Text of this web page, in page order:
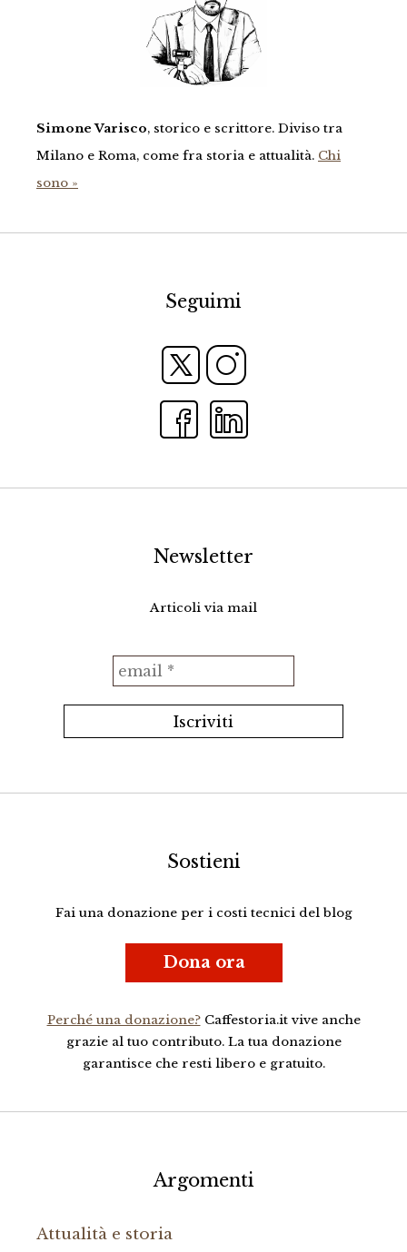
Simone Varisco, storico e scrittore. Diviso tra
Milano e Roma, come fra storia e attualità. Chi
sono »
Seguimi
Newsletter
Articoli via mail
Sostieni
Fai una donazione per i costi tecnici del blog
Dona ora
Perché una donazione?Caffestoria.it vive anche
grazie al tuo contributo. La tua donazione
garantisce che resti libero e gratuito.
Argomenti
Attualità e storia